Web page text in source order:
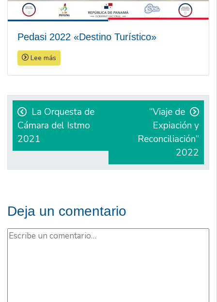
Pedasi 2022 «Destino Turístico»
Lee más
Navegación
de
entradas
La Orquesta de
Cámara del Istmo
2021
“Viaje de
Expiación y
Reconciliación”
2022
Deja un comentario